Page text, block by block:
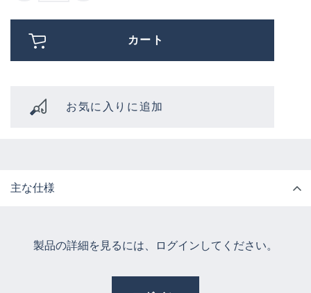
カート
お気に入りに追加
主な仕様
製品の詳細を見るには、ログインしてください。